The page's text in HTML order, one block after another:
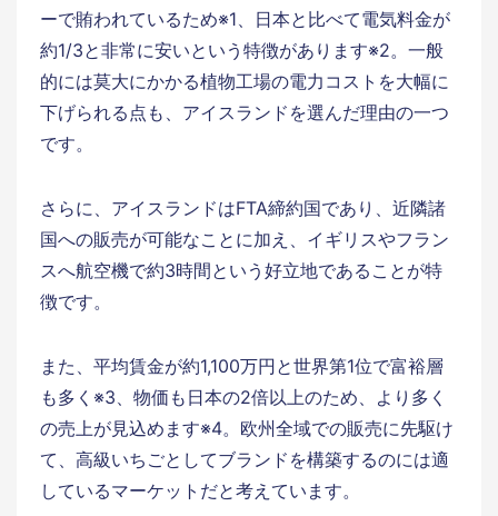
ーで賄われているため※1、日本と比べて電気料金が
約1/3と非常に安いという特徴があります※2。一般
的には莫大にかかる植物工場の電力コストを大幅に
下げられる点も、アイスランドを選んだ理由の一つ
です。
さらに、アイスランドはFTA締約国であり、近隣諸
国への販売が可能なことに加え、イギリスやフラン
スへ航空機で約3時間という好立地であることが特
徴です。
また、平均賃金が約1,100万円と世界第1位で富裕層
も多く※3、物価も日本の2倍以上のため、より多く
の売上が見込めます※4。欧州全域での販売に先駆け
て、高級いちごとしてブランドを構築するのには適
しているマーケットだと考えています。